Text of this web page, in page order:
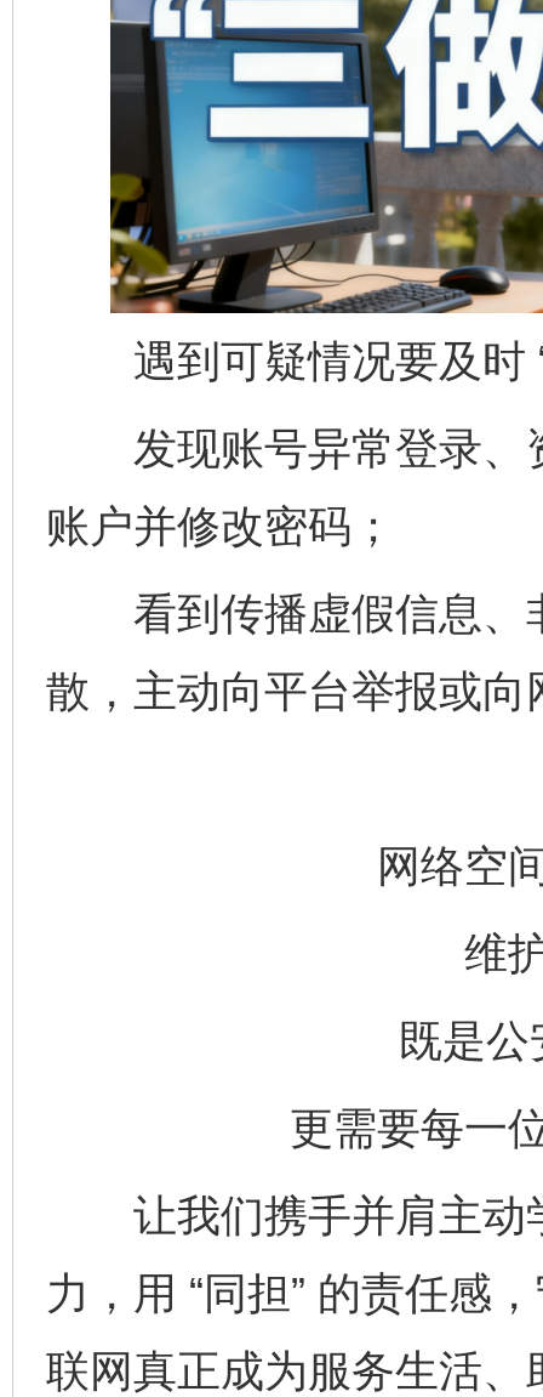
遇到可疑情况要及时
发现账号异常登录、
账户并修改密码；
看到传播虚假信息、
散，主动向平台举报或向
网络空
维
既是
更需要每一
让我们携手并肩主动
力，用 “同担” 的责任感
联网真正成为服务生活